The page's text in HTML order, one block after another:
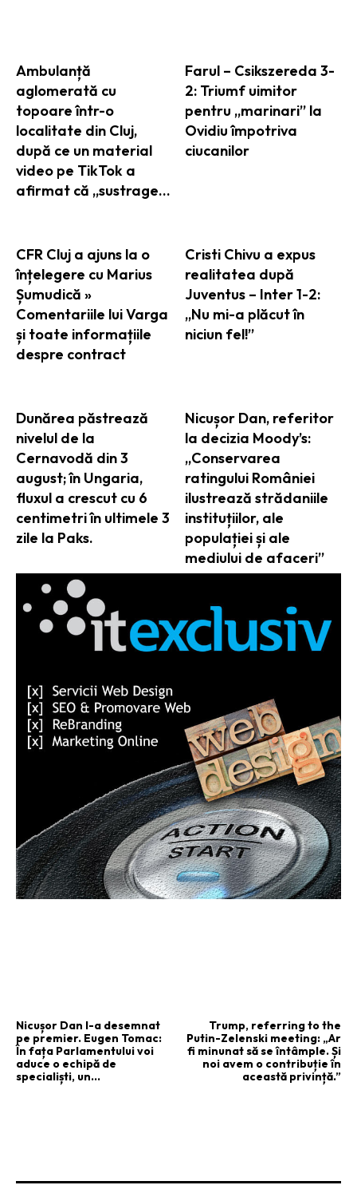
Ambulanță
aglomerată cu
topoare într-o
localitate din Cluj,
după ce un material
video pe TikTok a
afirmat că „sustrage…
Farul – Csikszereda 3-
2: Triumf uimitor
pentru „marinari” la
Ovidiu împotriva
ciucanilor
CFR Cluj a ajuns la o
înțelegere cu Marius
Șumudică »
Comentariile lui Varga
și toate informațiile
despre contract
Cristi Chivu a expus
realitatea după
Juventus – Inter 1-2:
„Nu mi-a plăcut în
niciun fel!”
Dunărea păstrează
nivelul de la
Cernavodă din 3
august; în Ungaria,
fluxul a crescut cu 6
centimetri în ultimele 3
zile la Paks.
Nicușor Dan, referitor
la decizia Moody’s:
„Conservarea
ratingului României
ilustrează strădaniile
instituțiilor, ale
populației și ale
mediului de afaceri”
Nicușor Dan l-a desemnat
pe premier. Eugen Tomac:
În fața Parlamentului voi
aduce o echipă de
specialiști, un…
Trump, referring to the
Putin-Zelenski meeting: „Ar
fi minunat să se întâmple. Și
noi avem o contribuție în
această privință.”